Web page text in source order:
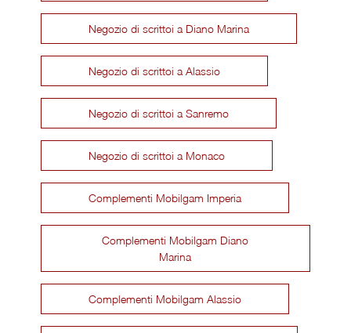
Negozio di scrittoi a Diano Marina
Negozio di scrittoi a Alassio
Negozio di scrittoi a Sanremo
Negozio di scrittoi a Monaco
Complementi Mobilgam Imperia
Complementi Mobilgam Diano
Marina
Complementi Mobilgam Alassio